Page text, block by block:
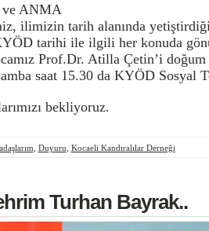
ANMA
ilimizin tarih alanında
tarihi ile ilgili her konuda
Prof.Dr. Atilla Çetin’i
saat 15.30 da KYÖD Sosyal
bekliyoruz.
Duyuru Kocaeli Kandıralılar Derneği
Turhan Bayrak..